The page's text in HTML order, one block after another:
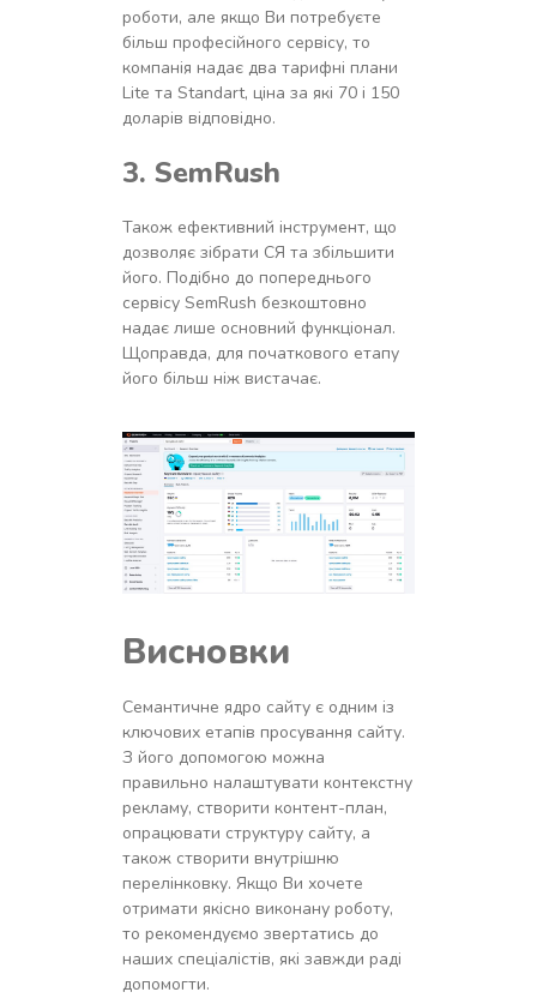
роботи, але якщо Ви потребуєте
більш професійного сервісу, то
компанія надає два тарифні плани
Lite та Standart, ціна за які 70 і 150
доларів відповідно.
3. SemRush
Також ефективний інструмент, що
дозволяє зібрати СЯ та збільшити
його. Подібно до попереднього
сервісу SemRush безкоштовно
надає лише основний функціонал.
Щоправда, для початкового етапу
його більш ніж вистачає.
Висновки
Семантичне ядро сайту є одним із
ключових етапів просування сайту.
З його допомогою можна
правильно налаштувати контекстну
рекламу, створити контент-план,
опрацювати структуру сайту, а
також створити внутрішню
перелінковку. Якщо Ви хочете
отримати якісно виконану роботу,
то рекомендуємо звертатись до
наших спеціалістів, які завжди раді
допомогти.